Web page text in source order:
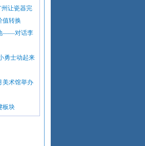
州让瓷器完
值转换
——对话李
勇士动起来
美术馆举办
板块